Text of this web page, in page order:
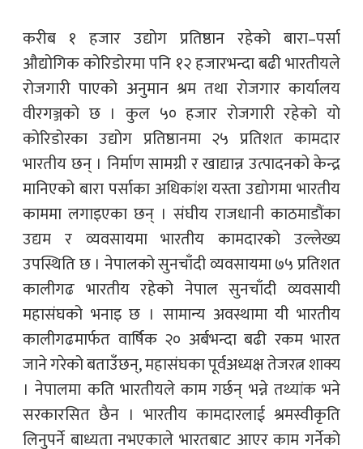
करीब १ हजार उद्योग प्रतिष्ठान रहेको बारा–पर्सा
औद्योगिक कोरिडोरमा पनि १२ हजारभन्दा बढी भारतीयले
रोजगारी पाएको अनुमान श्रम तथा रोजगार कार्यालय
वीरगञ्जको छ । कुल ५० हजार रोजगारी रहेको यो
कोरिडोरका उद्योग प्रतिष्ठानमा २५ प्रतिशत कामदार
भारतीय छन् । निर्माण सामग्री र खाद्यान्न उत्पादनको केन्द्र
मानिएको बारा पर्साका अधिकांश यस्ता उद्योगमा भारतीय
काममा लगाइएका छन् । संघीय राजधानी काठमाडौंका
उद्यम र व्यवसायमा भारतीय कामदारको उल्लेख्य
उपस्थिति छ । नेपालको सुनचाँदी व्यवसायमा ७५ प्रतिशत
कालीगढ भारतीय रहेको नेपाल सुनचाँदी व्यवसायी
महासंघको भनाइ छ । सामान्य अवस्थामा यी भारतीय
कालीगढमार्फत वार्षिक २० अर्बभन्दा बढी रकम भारत
जाने गरेको बताउँछन्, महासंघका पूर्वअध्यक्ष तेजरत्न शाक्य
। नेपालमा कति भारतीयले काम गर्छन् भन्ने तथ्यांक भने
सरकारसित छैन । भारतीय कामदारलाई श्रमस्वीकृति
लिनुपर्ने बाध्यता नभएकाले भारतबाट आएर काम गर्नेको